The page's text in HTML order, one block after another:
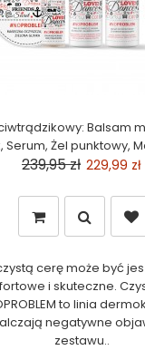
Balsam
Serum, Żel punktowy,
239,95 zł 229,99 zł
cerę może być
i skuteczne.
to linia
negatywne
zestawu..